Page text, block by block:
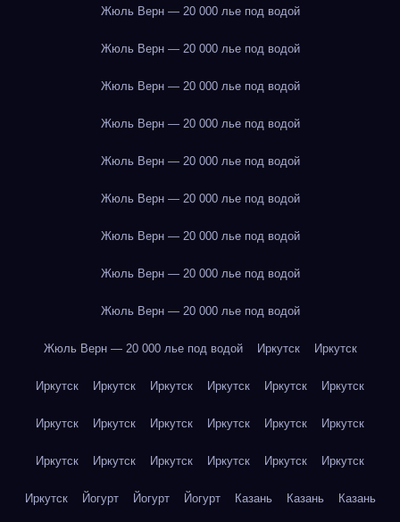
Жюль Верн — 20 000 лье под водой
Жюль Верн — 20 000 лье под водой
Жюль Верн — 20 000 лье под водой
Жюль Верн — 20 000 лье под водой
Жюль Верн — 20 000 лье под водой
Жюль Верн — 20 000 лье под водой
Жюль Верн — 20 000 лье под водой
Жюль Верн — 20 000 лье под водой
Жюль Верн — 20 000 лье под водой
Жюль Верн — 20 000 лье под водой Иркутск Иркутск
Иркутск Иркутск Иркутск Иркутск Иркутск Иркутск
Иркутск Иркутск Иркутск Иркутск Иркутск Иркутск
Иркутск Иркутск Иркутск Иркутск Иркутск Иркутск
Иркутск Йогурт Йогурт Йогурт Казань Казань Казань